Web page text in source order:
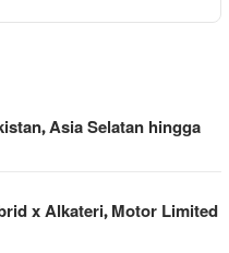
Asia Selatan hingga
x Alkateri, Motor Limited